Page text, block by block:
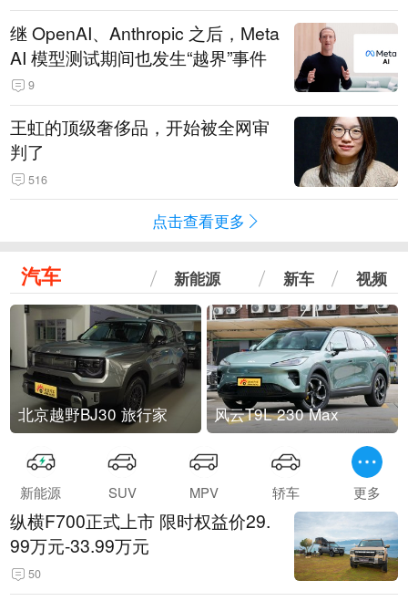
继 OpenAI、Anthropic 之后，Meta
AI 模型测试期间也发生“越界”事件
9
王虹的顶级奢侈品，开始被全网审
判了
516
点击查看更多
汽车 新能源 新车 视频
北京越野BJ30 旅行家 风云T9L 230 Max
新能源 SUV MPV 轿车 更多
纵横F700正式上市 限时权益价29.
99万元-33.99万元
50